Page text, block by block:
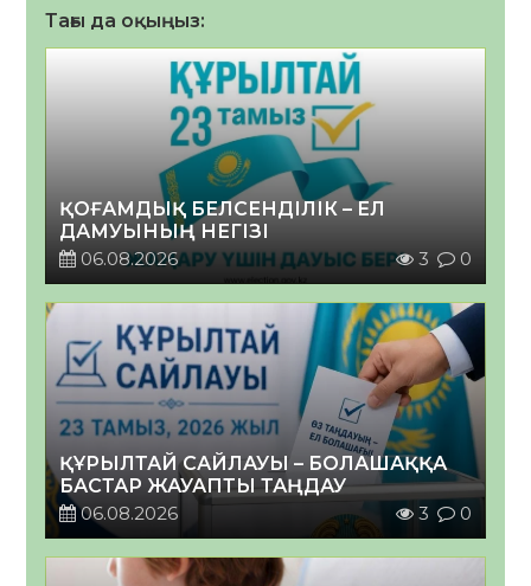
Тағы да оқыңыз:
ҚОҒАМДЫҚ БЕЛСЕНДІЛІК – ЕЛ
ДАМУЫНЫҢ НЕГІЗІ
06.08.2026
3 0
ҚҰРЫЛТАЙ САЙЛАУЫ – БОЛАШАҚҚА
БАСТАР ЖАУАПТЫ ТАҢДАУ
06.08.2026
3 0